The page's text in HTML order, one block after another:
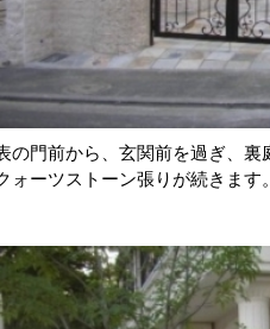
の門前から、玄関前を過ぎ、
ォーツストーン張りが続きます。